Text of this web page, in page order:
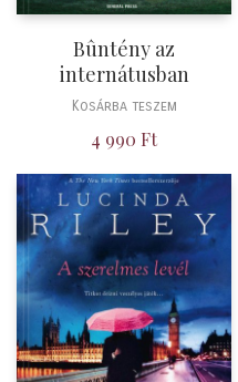
Bûntény az
internátusban
Kosárba teszem
4 990 Ft